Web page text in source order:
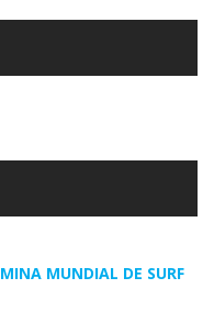
MUNDIAL DE SURF